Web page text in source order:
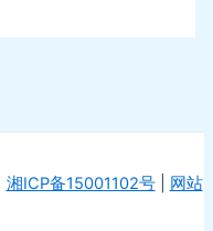
湘ICP备15001102号| 网站